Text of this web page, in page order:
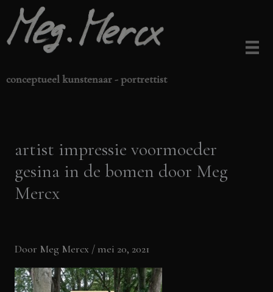
naar
de
conceptueel kunstenaar - portrettist
artist impressie voormoeder
gesina in de bomen door Meg
Mercx
Door Meg Mercx / mei 20, 2021